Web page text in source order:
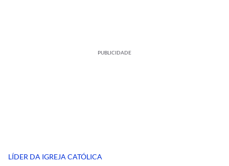
PUBLICIDADE
LÍDER DA IGREJA CATÓLICA